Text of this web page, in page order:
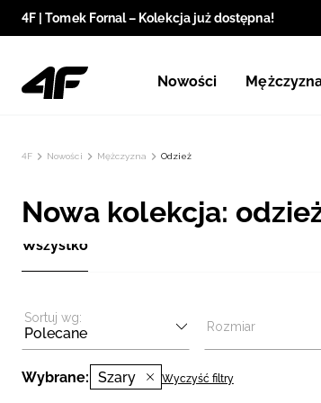
4F | Tomek Fornal – Kolekcja już dostępna!
Nowości
4F Nowości Mężczyzna Odzież
Nowa kolekcja:
Wszystko
Sortuj wg:
Polecane Rozmiar
Wybrane: Szary Wyczyść filtry